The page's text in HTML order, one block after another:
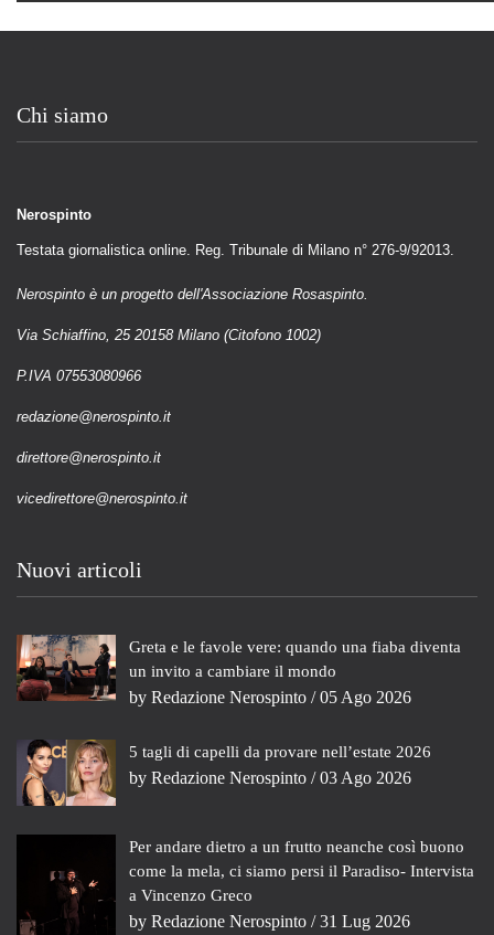
Chi siamo
Nerospinto
Testata giornalistica online. Reg. Tribunale di Milano n° 276-9/92013.
Nerospinto è un progetto dell'Associazione Rosaspinto.
Via Schiaffino, 25 20158 Milano (Citofono 1002)
P.IVA 07553080966
redazione@nerospinto.it
direttore@nerospinto.it
vicedirettore@nerospinto.it
Nuovi articoli
Greta e le favole vere: quando una fiaba diventa
un invito a cambiare il mondo
by Redazione Nerospinto / 05 Ago 2026
5 tagli di capelli da provare nell’estate 2026
by Redazione Nerospinto / 03 Ago 2026
Per andare dietro a un frutto neanche così buono
come la mela, ci siamo persi il Paradiso- Intervista
a Vincenzo Greco
by Redazione Nerospinto / 31 Lug 2026